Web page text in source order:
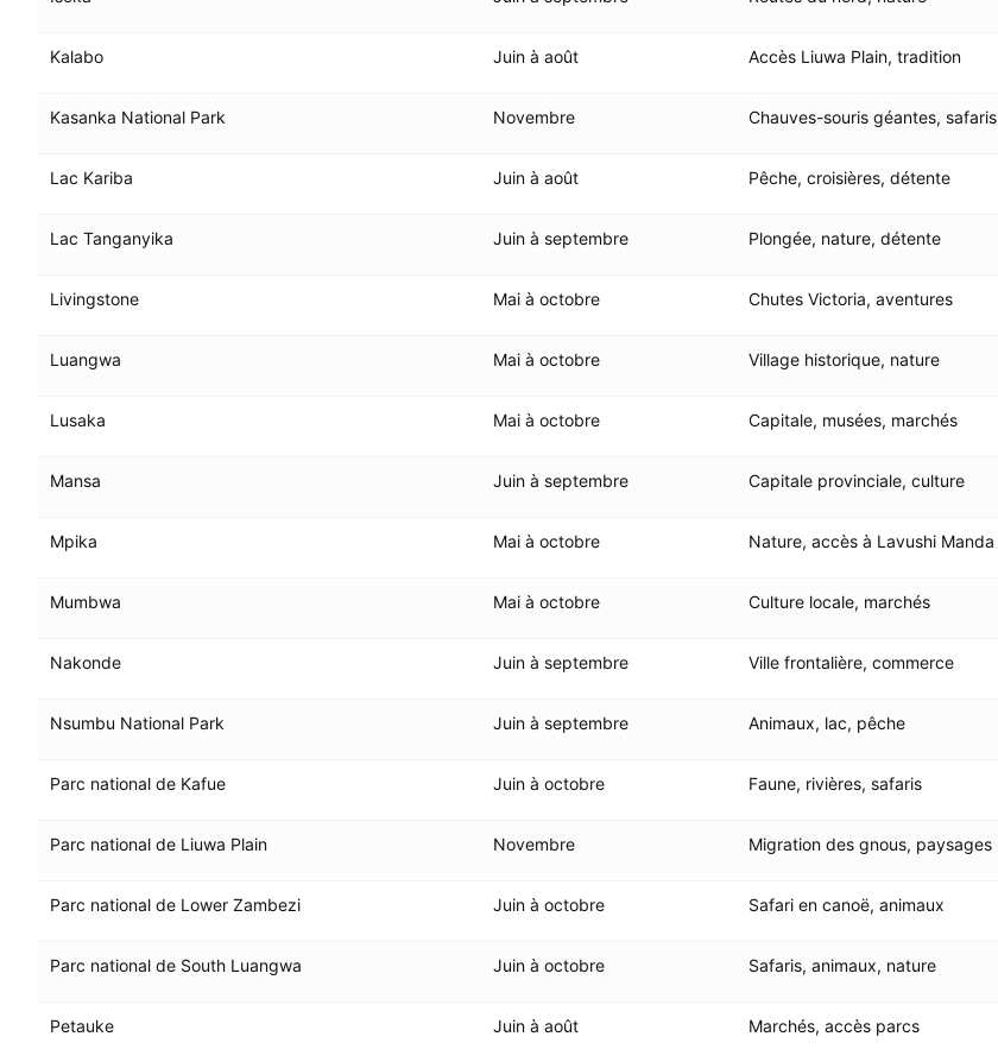
Kalabo Juin à août Accès Liuwa Plain, tradition
Kasanka National Park Novembre Chauves-souris géantes, safaris
Lac Kariba Juin à août Pêche, croisières, détente
Lac Tanganyika Juin à septembre Plongée, nature, détente
Livingstone Mai à octobre Chutes Victoria, aventures
Luangwa Mai à octobre Village historique, nature
Lusaka Mai à octobre Capitale, musées, marchés
Mansa Juin à septembre Capitale provinciale, culture
Mpika Mai à octobre Nature, accès à Lavushi Manda
Mumbwa Mai à octobre Culture locale, marchés
Nakonde Juin à septembre Ville frontalière, commerce
Nsumbu National Park Juin à septembre Animaux, lac, pêche
Parc national de Kafue Juin à octobre Faune, rivières, safaris
Parc national de Liuwa Plain Novembre Migration des gnous, paysages
Parc national de Lower Zambezi Juin à octobre Safari en canoë, animaux
Parc national de South Luangwa Juin à octobre Safaris, animaux, nature
Petauke Juin à août Marchés, accès parcs